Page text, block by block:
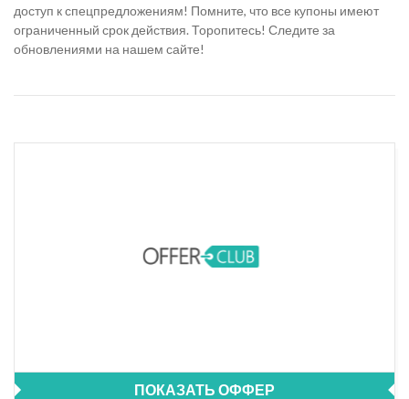
доступ к спецпредложениям! Помните, что все купоны имеют
ограниченный срок действия. Торопитесь! Следите за
обновлениями на нашем сайте!
ПОКАЗАТЬ ОФФЕР